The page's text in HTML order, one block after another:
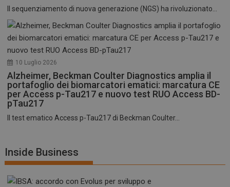
Il sequenziamento di nuova generazione (NGS) ha rivoluzionato...
10 Luglio 2026
Alzheimer, Beckman Coulter Diagnostics amplia il
portafoglio dei biomarcatori ematici: marcatura CE
per Access p-Tau217 e nuovo test RUO Access BD-
pTau217
Il test ematico Access p-Tau217 di Beckman Coulter...
Inside Business